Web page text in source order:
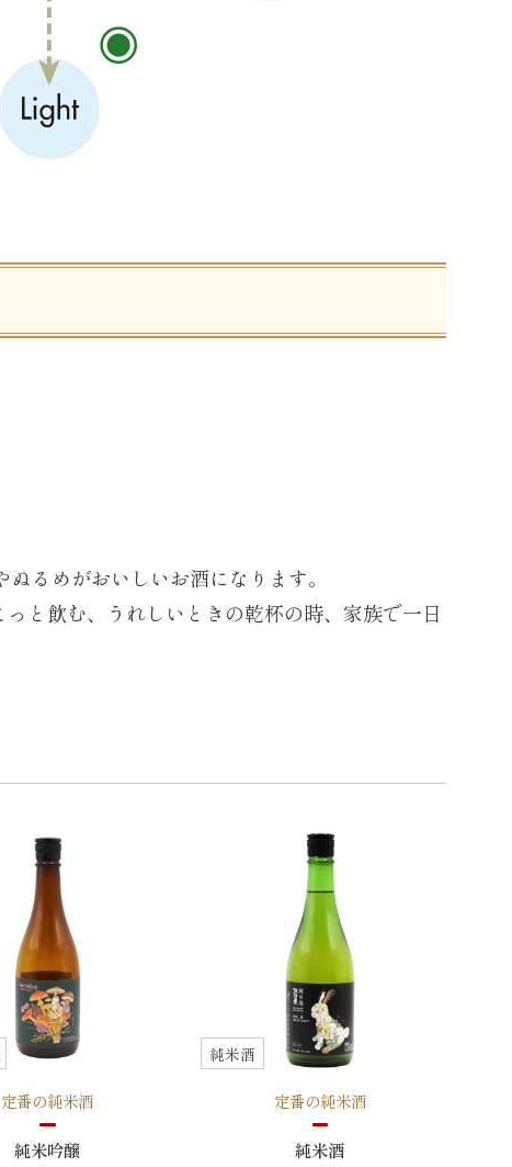
るめがおいしいお酒になります。
と飲む、うれしいときの乾杯の時、家族で一日
定番の純米酒
純米吟醸
純米酒
定番の純米酒
純米酒